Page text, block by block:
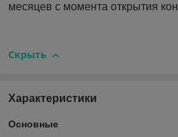
месяцев с момента открытия
Скрыть
Характеристики
Основные